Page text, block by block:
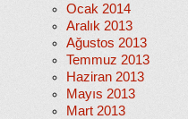
Ocak 2014
Aralık 2013
Ağustos 2013
Temmuz 2013
Haziran 2013
Mayıs 2013
Mart 2013